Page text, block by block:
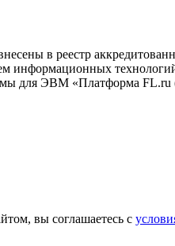
в реестр
информационных
для ЭВМ «Платформа FL.ru
вы соглашаетесь с